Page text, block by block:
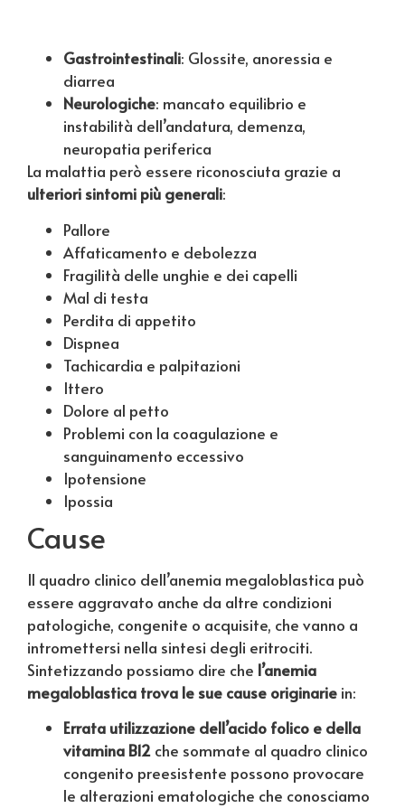
Gastrointestinali: Glossite, anoressia e
diarrea
Neurologiche: mancato equilibrio e
instabilità dell’andatura, demenza,
neuropatia periferica
La malattia però essere riconosciuta grazie a
ulteriori sintomi più generali:
Pallore
Affaticamento e debolezza
Fragilità delle unghie e dei capelli
Mal di testa
Perdita di appetito
Dispnea
Tachicardia e palpitazioni
Ittero
Dolore al petto
Problemi con la coagulazione e
sanguinamento eccessivo
Ipotensione
Ipossia
Cause
Il quadro clinico dell’anemia megaloblastica può
essere aggravato anche da altre condizioni
patologiche, congenite o acquisite, che vanno a
intromettersi nella sintesi degli eritrociti.
Sintetizzando possiamo dire che l’anemia
megaloblastica trova le sue cause originarie in:
Errata utilizzazione dell’acido folico e della
vitamina B12 che sommate al quadro clinico
congenito preesistente possono provocare
le alterazioni ematologiche che conosciamo